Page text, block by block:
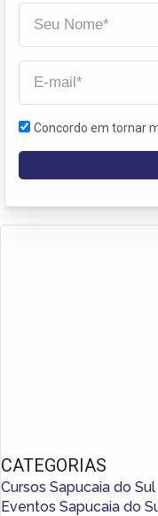
Concordo em tornar
CATEGORIAS
Cursos Sapucaia do Sul
Eventos Sapucaia do